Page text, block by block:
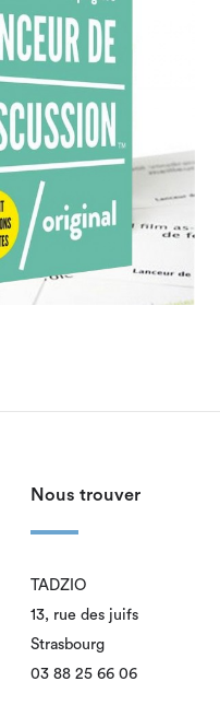
Nous trouver
TADZIO
13, rue des juifs
Strasbourg
03 88 25 66 06